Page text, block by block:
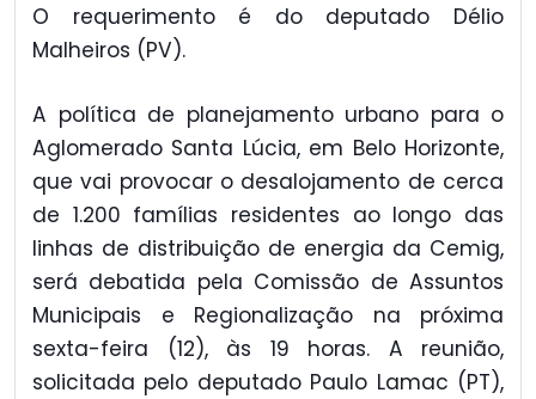
O requerimento é do deputado Délio
Malheiros (PV).
A política de planejamento urbano para o
Aglomerado Santa Lúcia, em Belo Horizonte,
que vai provocar o desalojamento de cerca
de 1.200 famílias residentes ao longo das
linhas de distribuição de energia da Cemig,
será debatida pela Comissão de Assuntos
Municipais e Regionalização na próxima
sexta-feira (12), às 19 horas. A reunião,
solicitada pelo deputado Paulo Lamac (PT),